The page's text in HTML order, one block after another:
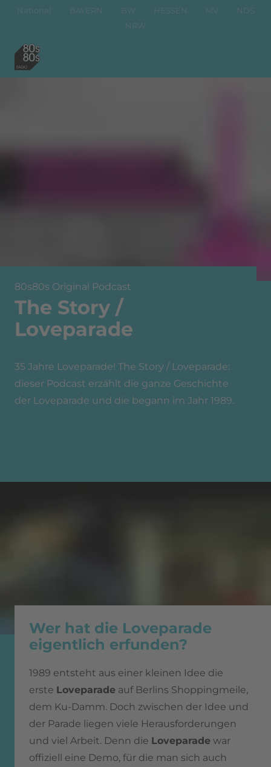
National BAYERN BW HESSEN MV
NDS
NRW
80s80s Original Podcast
The Story /
Loveparade
35 Jahre Loveparade! The Story / Loveparade:
dieser Podcast erzählt die ganze Geschichte
der Loveparade und die begann im Jahr 1989.
Wer hat die Loveparade
eigentlich erfunden?
1989 entsteht aus einer kleinen Idee die
erste Loveparade auf Berlins Shoppingmeile,
dem Ku-Damm. Doch zwischen der Idee und
der Parade liegen viele Herausforderungen
und viel Arbeit. Denn die Loveparade war
offiziell eine Demo, für die man sich auch